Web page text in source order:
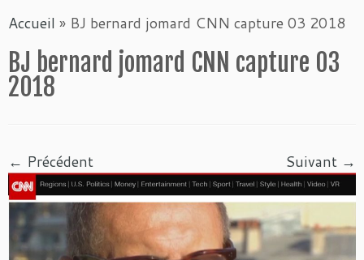
au
contenu
Accueil » BJ bernard jomard CNN capture 03 2018
BJ bernard jomard CNN capture 03
2018
← Précédent Suivant →